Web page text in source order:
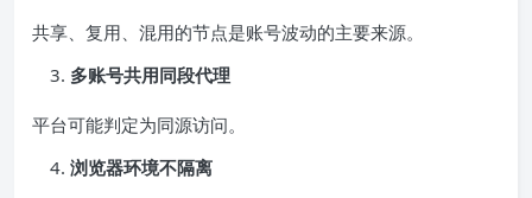
共享、复用、混用的节点是账号波动的主要来源。
多账号共用同段代理
平台可能判定为同源访问。
浏览器环境不隔离